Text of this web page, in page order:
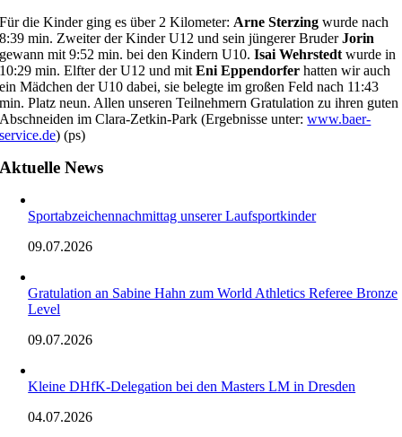
Für die Kinder ging es über 2 Kilometer: Arne Sterzing wurde nach
8:39 min. Zweiter der Kinder U12 und sein jüngerer BruderJorin
gewann mit 9:52 min. bei den Kindern U10.Isai Wehrstedt wurde in
10:29 min. Elfter der U12 und mitEni Eppendorfer hatten wir auch
ein Mädchen der U10 dabei, sie belegte im großen Feld nach 11:43
min. Platz neun. Allen unseren Teilnehmern Gratulation zu ihren guten
Abschneiden im Clara-Zetkin-Park (Ergebnisse unter:www.baer-
service.de) (ps)
Aktuelle News
Sportabzeichennachmittag unserer Laufsportkinder
09.07.2026
Gratulation an Sabine Hahn zum World Athletics Referee Bronze
Level
09.07.2026
Kleine DHfK-Delegation bei den Masters LM in Dresden
04.07.2026